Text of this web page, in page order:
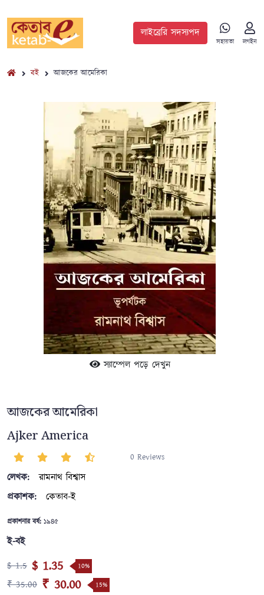
লাইব্রেরি সদস্যপদ
সহায়তা লগইন
বই আজকের আমেরিকা
স্যাম্পেল পড়ে দেখুন
আজকের আমেরিকা
Ajker America
0 Reviews
লেখক:
রামনাথ বিশ্বাস
প্রকাশক:
কেতাব-ই
প্রকাশনার বর্ষ: ১৯৪৫
ই-বই
$ 1.5 $ 1.35 10%
₹ 35.00 ₹ 30.00 15%